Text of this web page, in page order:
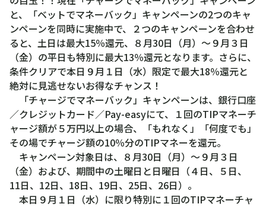
と、「ベットでマネーバック」キャンペーンの2つのキャ
ンペーンを同時に実施中で、２つのキャンペーンを合わせ
ると、土日は最大15％還元、８月30日（月）～９月３日
（金）の平日も特別に最大13％還元となります。さらに、
条件クリアで本日９月１日（水）限定で最大18％還元と
絶対に見逃せないお得なチャンス！
「チャージでマネーバック」キャンペーンは、銀行口座
／クレジットカード／Pay-easyにて、１回のTIPマネーチ
ャージ額が５万円以上の場合、「もれなく」「何度でも」
その場でチャージ額の10％分のTIPマネーを還元。
キャンペーン対象日は、８月30日（月）～９月３日
（金）および、期間中の土曜日と日曜日（４日、５日、
11日、12日、18日、19日、25日、26日）。
本日９月１日（水）に限り特別に１回のTIPマネーチャ